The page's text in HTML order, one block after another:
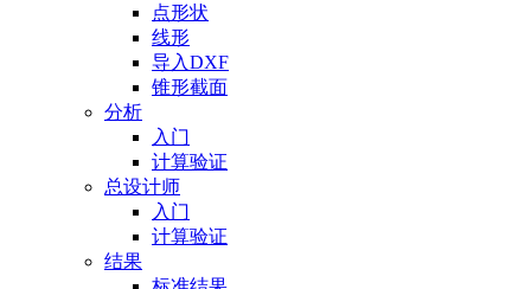
点形状
线形
导入DXF
锥形截面
分析
入门
计算验证
总设计师
入门
计算验证
结果